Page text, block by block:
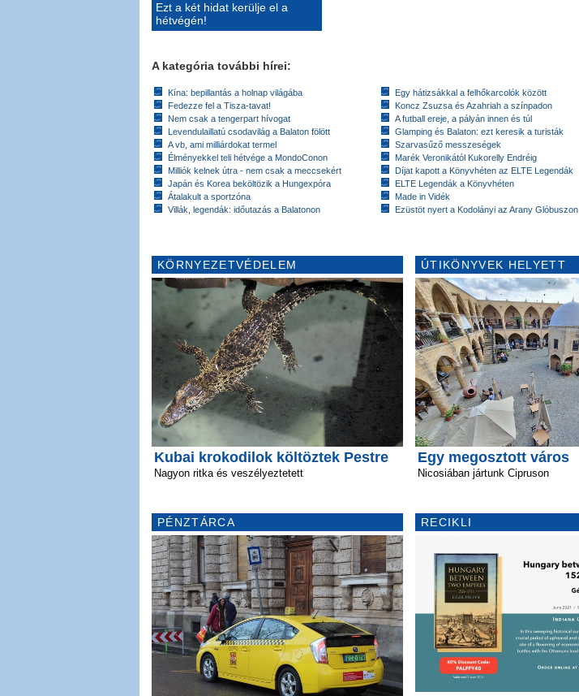
Ezt a két hidat kerülje el a
hétvégén!
A kategória további hírei:
Kína: bepillantás a holnap világába
Fedezze fel a Tisza-tavat!
Nem csak a tengerpart hívogat
Levendulaillatú csodavilág a Balaton fölött
A vb, ami milliárdokat termel
Élményekkel teli hétvége a MondoConon
Milliók kelnek útra - nem csak a meccsekért
Japán és Korea beköltözik a Hungexpóra
Átalakult a sportzóna
Villák, legendák: időutazás a Balatonon
Egy hátizsákkal a felhőkarcolók között
Koncz Zsuzsa és Azahriah a színpadon
A futball ereje, a pályán innen és túl
Glamping és Balaton: ezt keresik a turisták
Szarvasűző messzeségek
Marék Veronikától Kukorelly Endréig
Díjat kapott a Könyvhéten az ELTE Legendák
ELTE Legendák a Könyvhéten
Made in Vidék
Ezüstöt nyert a Kodolányi az Arany Glóbuszon
KÖRNYEZETVÉDELEM
Kubai krokodilok költöztek Pestre
Nagyon ritka és veszélyeztetett
PÉNZTÁRCA
ÚTIKÖNYVEK HELYETT
Egy megosztott város
Nicosiában jártunk Cipruson
RECIKLI